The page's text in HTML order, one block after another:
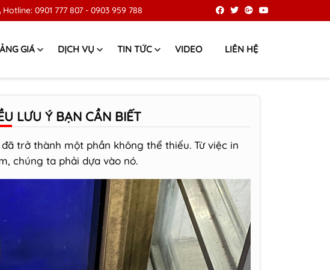
Hotline: 0901 777 807- 0903 959 788
GIÁ DỊCH VỤ TIN TỨC VIDEO LIÊN HỆ
LƯU Ý BẠN CẦN BIẾT
đã trở thành một phần không thể thiếu. Từ việc in
chúng ta phải dựa vào nó.